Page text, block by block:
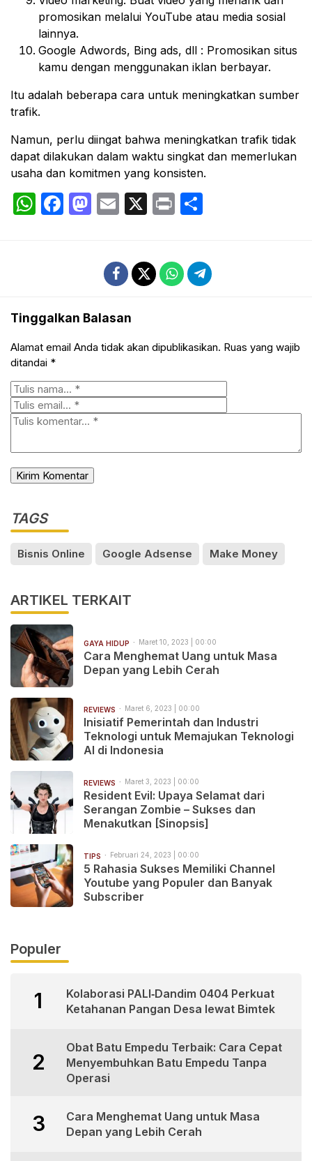
promosikan melalui YouTube atau media sosial
lainnya.
Google Adwords, Bing ads, dll : Promosikan situs
kamu dengan menggunakan iklan berbayar.
Itu adalah beberapa cara untuk meningkatkan sumber
trafik.
Namun, perlu diingat bahwa meningkatkan trafik tidak
dapat dilakukan dalam waktu singkat dan memerlukan
usaha dan komitmen yang konsisten.
WhatsApp
Facebook
Mastodon
Email
X Print
Tinggalkan Balasan
Alamat email Anda tidak akan dipublikasikan. Ruas yang wajib
ditandai *
TAGS
Bisnis Online Google Adsense Make Money
ARTIKEL TERKAIT
GAYA HIDUP Maret 10, 2023 | 00:00
Cara Menghemat Uang untuk Masa
Depan yang Lebih Cerah
REVIEWS Maret 6, 2023 | 00:00
Inisiatif Pemerintah dan Industri
Teknologi untuk Memajukan Teknologi
AI di Indonesia
REVIEWS Maret 3, 2023 | 00:00
Resident Evil: Upaya Selamat dari
Serangan Zombie – Sukses dan
Menakutkan [Sinopsis]
TIPS Februari 24, 2023 | 00:00
5 Rahasia Sukses Memiliki Channel
Youtube yang Populer dan Banyak
Subscriber
Populer
1
Kolaborasi PALI‑Dandim 0404 Perkuat
Ketahanan Pangan Desa lewat Bimtek
2
Obat Batu Empedu Terbaik: Cara Cepat
Menyembuhkan Batu Empedu Tanpa
Operasi
3
Cara Menghemat Uang untuk Masa
Depan yang Lebih Cerah